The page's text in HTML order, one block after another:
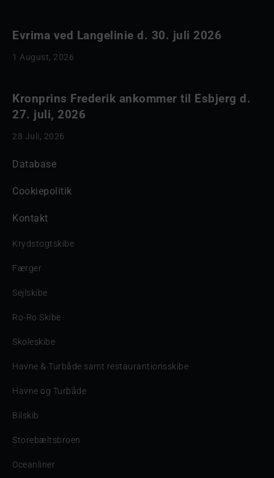
Evrima ved Langelinie d. 30. juli 2026
1 August, 2026
Kronprins Frederik ankommer til Esbjerg d.
27. juli, 2026
28 Juli, 2026
Database
Cookiepolitik
Kontakt
Krydstogtskibe
Færger
Sejlskibe
Ro-Ro Skibe
Skoleskibe
Havne & Turbåde samt restaurantionsskibe
Havne og Turbåde
Bilskib
Storebæltsbroen
Oceanliner